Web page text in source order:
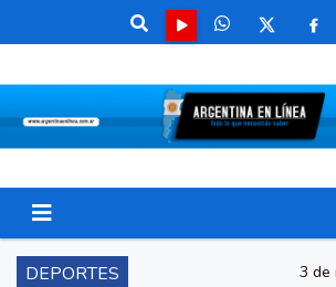
DEPORTES 3 de